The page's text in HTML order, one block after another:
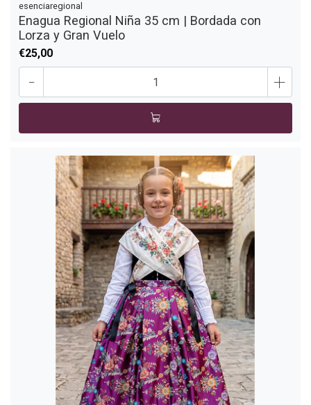
esenciaregional
Enagua Regional Niña 35 cm | Bordada con
Lorza y Gran Vuelo
€25,00
- +